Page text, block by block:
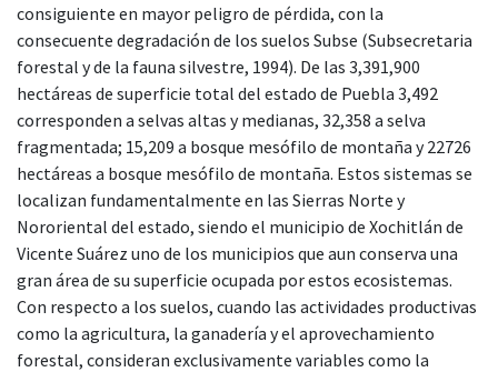
consiguiente en mayor peligro de pérdida, con la
consecuente degradación de los suelos Subse (Subsecretaria
forestal y de la fauna silvestre, 1994). De las 3,391,900
hectáreas de superficie total del estado de Puebla 3,492
corresponden a selvas altas y medianas, 32,358 a selva
fragmentada; 15,209 a bosque mesófilo de montaña y 22726
hectáreas a bosque mesófilo de montaña. Estos sistemas se
localizan fundamentalmente en las Sierras Norte y
Nororiental del estado, siendo el municipio de Xochitlán de
Vicente Suárez uno de los municipios que aun conserva una
gran área de su superficie ocupada por estos ecosistemas.
Con respecto a los suelos, cuando las actividades productivas
como la agricultura, la ganadería y el aprovechamiento
forestal, consideran exclusivamente variables como la